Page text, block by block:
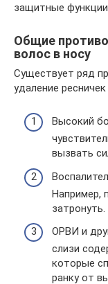
защитные
Общие
волос в носу
Существует ряд
удаление
Высокий
вызвать
Например,
затронуть.
ОРВИ и
слизи
которые
ранку от